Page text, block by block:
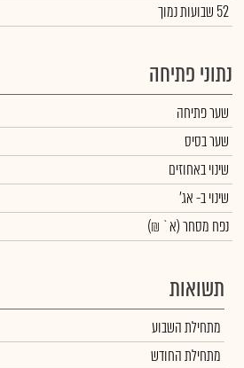
52 שבועות נמוך
נתוני פתיחה
שער פתיחה
שער בסיס
שינוי באחוזים
שינויב- אג'
נפח מסחר(א` ₪)
תשואות
מתחילת השבוע
מתחילת החודש